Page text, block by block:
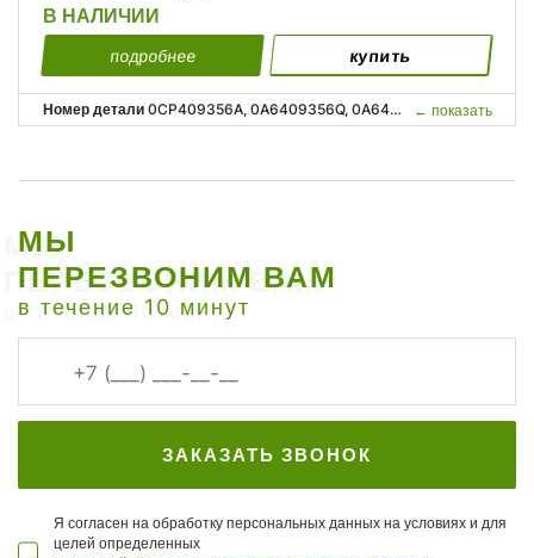
В НАЛИЧИИ
подробнее купить
Номер детали 0CP409356A, 0A6409356Q, 0A6409351N, 0CP 409 356 A, 0A6 409 356 Q, 0A6 409 351 N; ← показать
МЫ
ПЕРЕЗВОНИМ ВАМ
в течение 10 минут
ЗАКАЗАТЬ ЗВОНОК
Я согласен на обработку персональных данных на условиях и для
целей определенных